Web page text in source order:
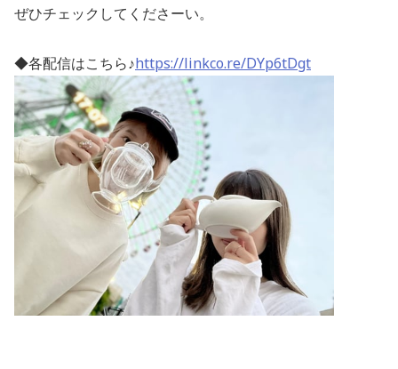
ぜひチェックしてくださーい。
◆各配信はこちら♪https://linkco.re/DYp6tDgt